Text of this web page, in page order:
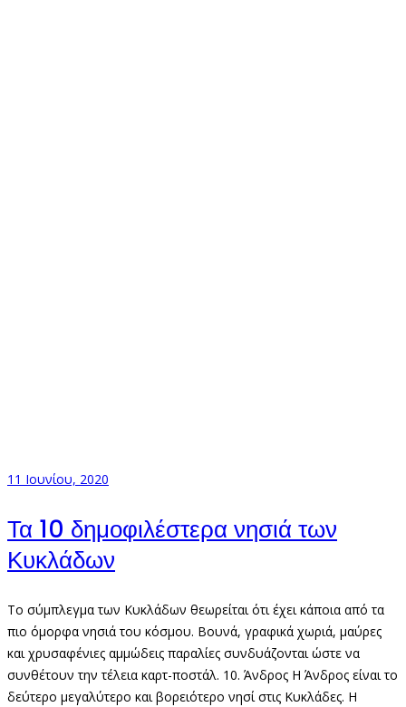
11 Ιουνίου, 2020
Τα 10 δημοφιλέστερα νησιά των
Κυκλάδων
Το σύμπλεγμα των Κυκλάδων θεωρείται ότι έχει κάποια από τα
πιο όμορφα νησιά του κόσμου. Βουνά, γραφικά χωριά, μαύρες
και χρυσαφένιες αμμώδεις παραλίες συνδυάζονται ώστε να
συνθέτουν την τέλεια καρτ-ποστάλ. 10. Άνδρος Η Άνδρος είναι το
δεύτερο μεγαλύτερο και βορειότερο νησί στις Κυκλάδες. Η